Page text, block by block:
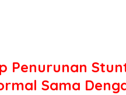
Penurunan
Sama